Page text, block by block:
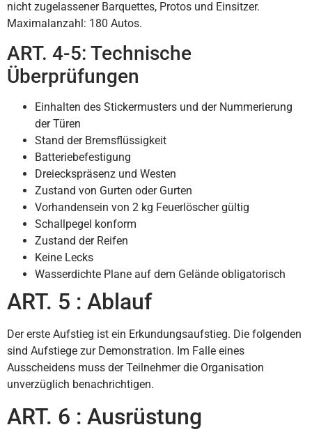
nicht zugelassener Barquettes, Protos und Einsitzer.
Maximalanzahl: 180 Autos.
ART. 4-5: Technische
Überprüfungen
Einhalten des Stickermusters und der Nummerierung
der Türen
Stand der Bremsflüssigkeit
Batteriebefestigung
Dreieckspräsenz und Westen
Zustand von Gurten oder Gurten
Vorhandensein von 2 kg Feuerlöscher gültig
Schallpegel konform
Zustand der Reifen
Keine Lecks
Wasserdichte Plane auf dem Gelände obligatorisch
ART. 5 : Ablauf
Der erste Aufstieg ist ein Erkundungsaufstieg. Die folgenden
sind Aufstiege zur Demonstration. Im Falle eines
Ausscheidens muss der Teilnehmer die Organisation
unverzüglich benachrichtigen.
ART. 6 : Ausrüstung